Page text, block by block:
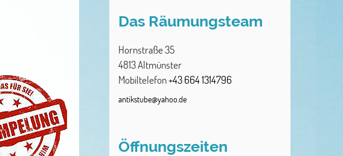
Das Räumungsteam
Hornstraße 35
4813Altmünster
Mobiltelefon+43 664 1314796
antikstube@yahoo.de
Öffnungszeiten